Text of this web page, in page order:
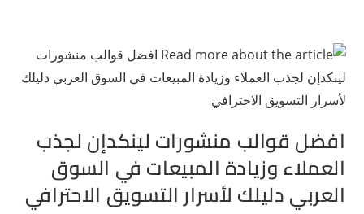
افضل قوالب منشورات لينكدإن لجذب
العملاء وزيادة المبيعات في السوق
العربي دليلك لأسرار التسويق الاحترافي